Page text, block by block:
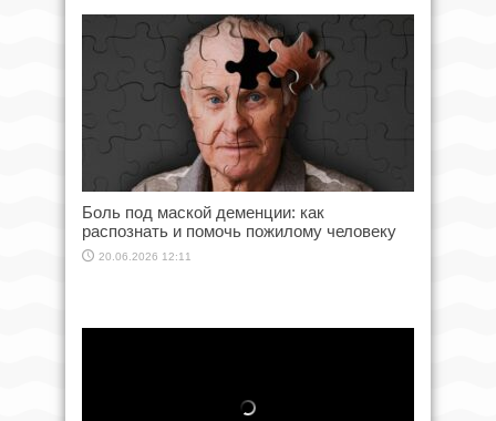
Боль под маской деменции: как
распознать и помочь пожилому человеку
20.06.2026 12:11